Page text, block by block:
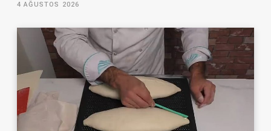
4 AĞUSTOS 2026